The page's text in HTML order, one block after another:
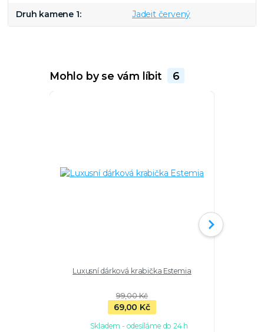
Druh kamene 1 Jadeit červený
Mohlo by se vám líbit 6
Luxusní dárková krabička Estemia
99,00 Kč
69,00 Kč
Skladem - odesíláme do 24 h